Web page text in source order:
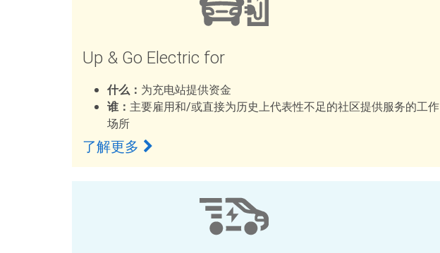
Up & Go Electric for
什么： 为充电站提供资金
谁： 主要雇用和/或直接为历史上代表性不足的社区提供服务的工作
场所
了解更多